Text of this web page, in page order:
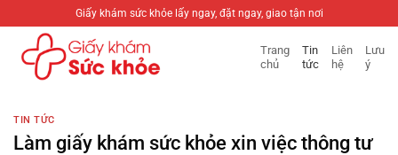
qua
Giấy khám sức khỏe lấy ngay, đặt ngay, giao tận nơi
Trang
chủ
Tin
tức
Liên
hệ
Lưu
ý
TIN TỨC
Làm giấy khám sức khỏe xin việc thông tư